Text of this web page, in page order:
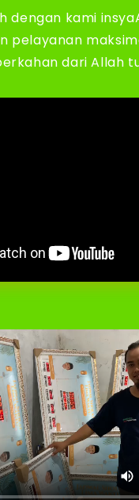
dengan kami
pelayanan
dari Allah